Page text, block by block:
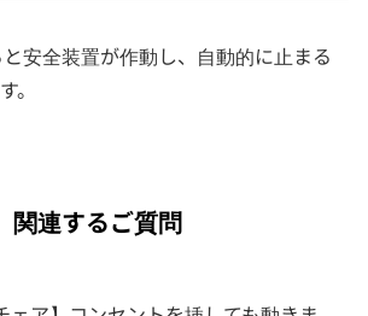
安全装置が作動し、自動的に止まる
。
関連するご質問